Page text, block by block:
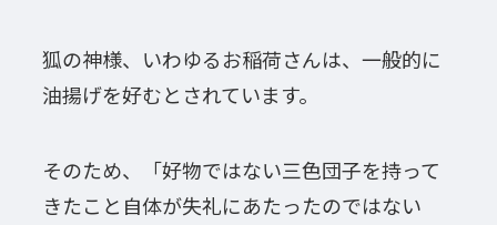
狐の神様、いわゆるお稲荷さんは、一般的に
油揚げを好むとされています。
そのため、「好物ではない三色団子を持って
きたこと自体が失礼にあたったのではない